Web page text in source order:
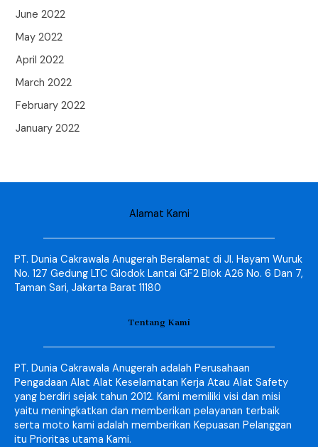
June 2022
May 2022
April 2022
March 2022
February 2022
January 2022
Alamat Kami
PT. Dunia Cakrawala Anugerah Beralamat di Jl. Hayam Wuruk
No. 127 Gedung LTC Glodok Lantai GF2 Blok A26 No. 6 Dan 7,
Taman Sari, Jakarta Barat 11180
Tentang Kami
PT. Dunia Cakrawala Anugerah adalah Perusahaan
Pengadaan Alat Alat Keselamatan Kerja Atau Alat Safety
yang berdiri sejak tahun 2012. Kami memiliki visi dan misi
yaitu meningkatkan dan memberikan pelayanan terbaik
serta moto kami adalah memberikan Kepuasan Pelanggan
itu Prioritas utama Kami.